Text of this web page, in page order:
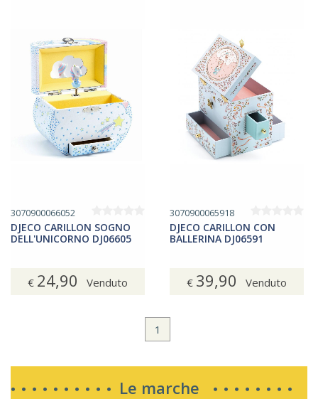
3070900066052
DJECO CARILLON SOGNO
DELL'UNICORNO DJ06605
€ 24,90 Venduto
3070900065918
DJECO CARILLON CON
BALLERINA DJ06591
€ 39,90 Venduto
1
Le marche